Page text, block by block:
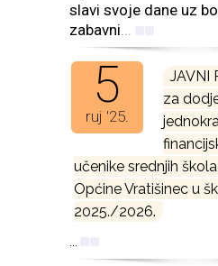
slavi svoje dane uz
zabavni...
5
ruj '25.
JAVNI
za
učenike srednjih
Općine Vratišinec u
2025./2026.